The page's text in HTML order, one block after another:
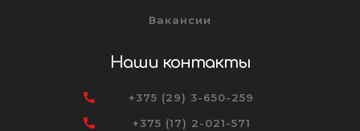
Вакансии
Наши контакты
+375 (29) 3-650-259
+375 (17) 2-021-571